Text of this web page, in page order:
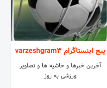
پیج اینستاگرام varzeshgram3
آخرین خبرها و حاشیه ها و تصاویر
ورزشی به روز